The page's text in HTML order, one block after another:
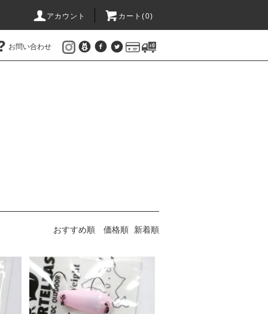
アカウント カート(0)
お問い合わせ
おすすめ順 価格順 新着順